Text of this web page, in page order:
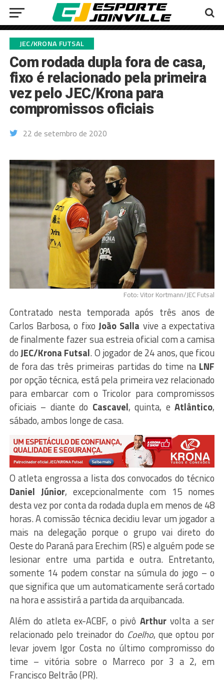
JEC/KRONA FUTSAL
Com rodada dupla fora de casa,
fixo é relacionado pela primeira
vez pelo JEC/Krona para
compromissos oficiais
22 de setembro de 2020
Foto: Vitor Kortmann/JEC Futsal
Contratado nesta temporada após três anos de
Carlos Barbosa, o fixo João Salla vive a expectativa
de finalmente fazer sua estreia oficial com a camisa
doJEC/Krona Futsal. O jogador de 24 anos, que ficou
de fora das três primeiras partidas do time na LNF
por opção técnica, está pela primeira vez relacionado
para embarcar com o Tricolor para compromissos
oficiais – diante do Cascavel, quinta, eAtlântico,
sábado, ambos longe de casa.
O atleta engrossa a lista dos convocados do técnico
Daniel Júnior, excepcionalmente com 15 nomes
desta vez por conta da rodada dupla em menos de 48
horas. A comissão técnica decidiu levar um jogador a
mais na delegação porque o grupo vai direto do
Oeste do Paraná para Erechim (RS) e alguém pode se
lesionar entre uma partida e outra. Entretanto,
somente 14 podem constar na súmula do jogo – o
que significa que um automaticamente será cortado
na hora e assistirá a partida da arquibancada.
Além do atleta ex-ACBF, o pivô Arthurvolta a ser
relacionado pelo treinador do Coelho, que optou por
levar jovem Igor Costa no último compromisso do
time – vitória sobre o Marreco por 3 a 2, em
Francisco Beltrão (PR).